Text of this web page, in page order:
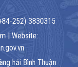
252) 3830315
| Website:
hải Bình Thuận